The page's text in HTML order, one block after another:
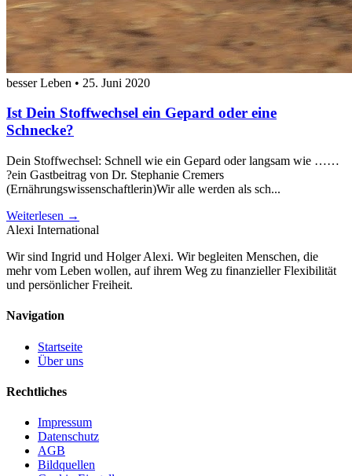
besser Leben • 25. Juni 2020
Ist Dein Stoffwechsel ein Gepard oder eine
Schnecke?
Dein Stoffwechsel: Schnell wie ein Gepard oder langsam wie ……
?ein Gastbeitrag von Dr. Stephanie Cremers
(Ernährungswissenschaftlerin)Wir alle werden als sch...
Weiterlesen →
Alexi International
Wir sind Ingrid und Holger Alexi. Wir begleiten Menschen, die
mehr vom Leben wollen, auf ihrem Weg zu finanzieller Flexibilität
und persönlicher Freiheit.
Navigation
Startseite
Über uns
Rechtliches
Impressum
Datenschutz
AGB
Bildquellen